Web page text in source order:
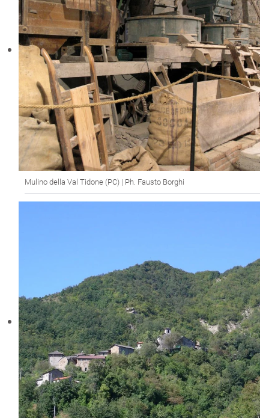
Mulino della Val Tidone (PC) | Ph. Fausto Borghi